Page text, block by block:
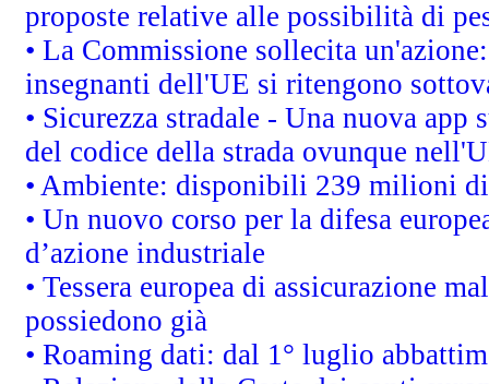
proposte relative alle possibilità di
• La Commissione sollecita
insegnanti dell'UE si ritengono
• Sicurezza stradale - Una nuova
del codice della strada ovunque
• Ambiente: disponibili 239 milioni
• Un nuovo corso per la difesa
d’azione industriale
• Tessera europea di assicurazione
possiedono già
• Roaming dati: dal 1° luglio